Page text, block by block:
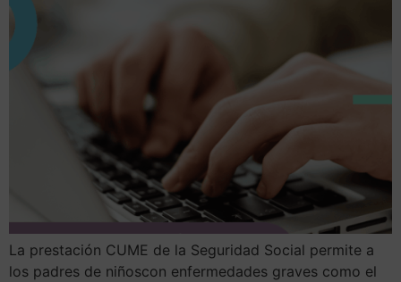
La prestación CUME de la Seguridad Social permite a
los padres de niñoscon enfermedades graves como el